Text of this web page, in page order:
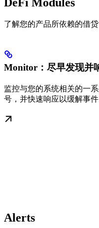
DeFi Modules
了解您的产品所依赖的借
Monitor：尽早发现并
监控与您的系统相关的一
号，并快速响应以缓解事件
Alerts